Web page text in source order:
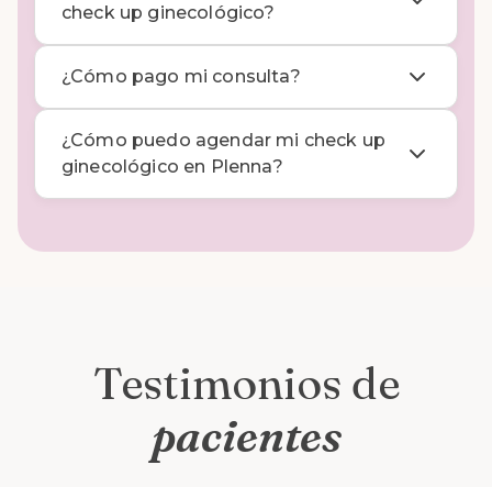
check up ginecológico?
¿Cómo pago mi consulta?
¿Cómo puedo agendar mi check up
ginecológico en Plenna?
Testimonios de
pacientes